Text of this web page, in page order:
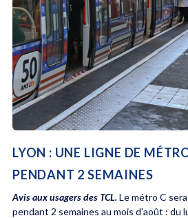
LYON : UNE LIGNE DE
PENDANT 2 SEMAINES
Avis aux usagers des TCL.Le métro C
pendant 2 semaines au mois d'août : du